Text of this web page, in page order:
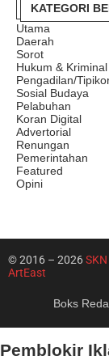
KATEGORI
Utama
Daerah
Sorot
Hukum & Kriminal
Pengadilan/
Sosial Budaya
Pelabuhan
Koran Digital
Advertorial
Renungan
Pemerintahan
Featured
Opini
© 2016 – 2026
ArtEast
Boks
Pemblokir